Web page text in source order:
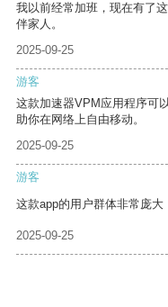
我以前经常加班，现在有了
伴家人。
2025-09-25
游客
这款加速器VPM应用程序可
助你在网络上自由移动。
2025-09-25
游客
这款app的用户群体非常庞大
2025-09-25